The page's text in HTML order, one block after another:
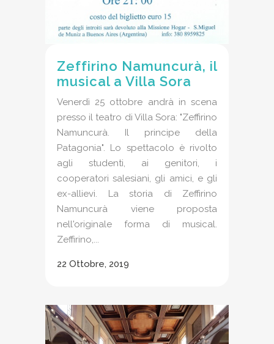
Zeffirino Namuncurà, il
musical a Villa Sora
Venerdì 25 ottobre andrà in scena
presso il teatro di Villa Sora: "Zeffirino
Namuncurà. Il principe della
Patagonia". Lo spettacolo è rivolto
agli studenti, ai genitori, i
cooperatori salesiani, gli amici, e gli
ex-allievi. La storia di Zeffirino
Namuncurà viene proposta
nell'originale forma di musical.
Zeffirino,...
22 Ottobre, 2019